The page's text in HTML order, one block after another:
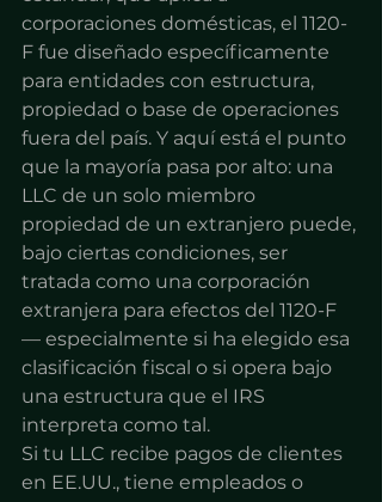
corporaciones domésticas, el 1120-
F fue diseñado específicamente
para entidades con estructura,
propiedad o base de operaciones
fuera del país. Y aquí está el punto
que la mayoría pasa por alto: una
LLC de un solo miembro
propiedad de un extranjero puede,
bajo ciertas condiciones, ser
tratada como una corporación
extranjera para efectos del 1120-F
— especialmente si ha elegido esa
clasificación fiscal o si opera bajo
una estructura que el IRS
interpreta como tal.
Si tu LLC recibe pagos de clientes
en EE.UU., tiene empleados o